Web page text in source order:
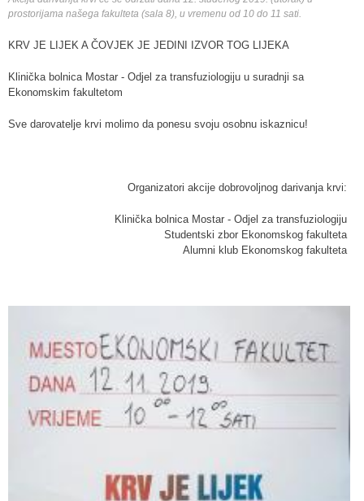
prostorijama našega fakulteta (sala 8), u vremenu od 10 do 11 sati.
KRV JE LIJEK A ČOVJEK JE JEDINI IZVOR TOG LIJEKA
Klinička bolnica Mostar - Odjel za transfuziologiju u suradnji sa
Ekonomskim fakultetom
Sve darovatelje krvi molimo da ponesu svoju osobnu iskaznicu!
Organizatori akcije dobrovoljnog darivanja krvi:
Klinička bolnica Mostar - Odjel za transfuziologiju
Studentski zbor Ekonomskog fakulteta
Alumni klub Ekonomskog fakulteta